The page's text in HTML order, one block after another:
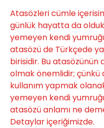
Atasözleri cümle
günlük hayatta da
yemeyen kendi
atasözü de Türkçede
birisidir. Bu atasözünün
olmak önemlidir; çünkü
kullanım yapmak
yemeyen kendi
atasözü anlamı ne
Detaylar içeriğimizde.